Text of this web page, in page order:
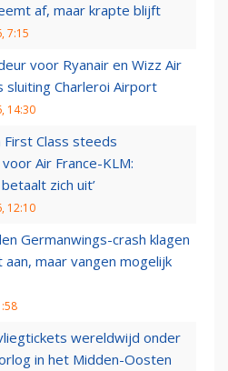
af, maar krapte blijft
7:15
voor Ryanair en Wizz Air
sluiting Charleroi Airport
14:30
First Class steeds
Air France-KLM:
zich uit’
12:10
Germanwings-crash klagen
maar vangen mogelijk
wereldwijd onder
in het Midden-Oosten